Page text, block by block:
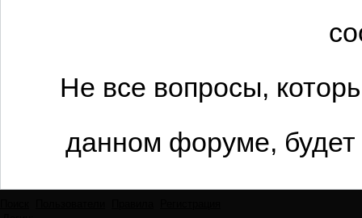
Не все вопросы,
данном форуме,